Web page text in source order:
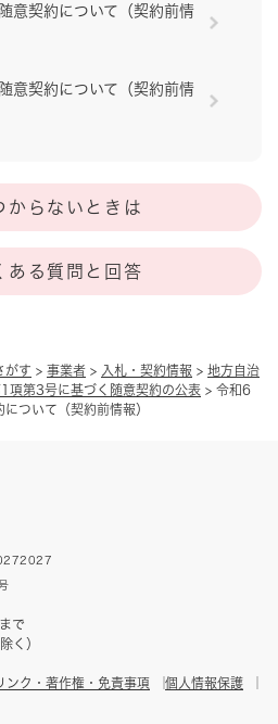
がす > 事業者 > 入札・契約情報 > 地方自治
項第3号に基づく随意契約の公表 > 令和6
ついて（契約前情報）
意契約について（契約前情
意契約について（契約前情
からないときは
ある質問と回答
で
く）
ンク・著作権・免責事項
個人情報保護